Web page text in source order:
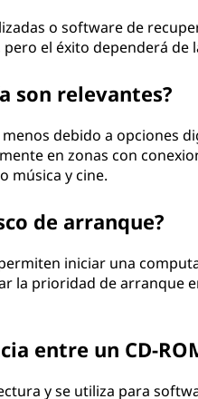
o software de
el éxito dependerá de
son relevantes?
debido a opciones
en zonas con
música y cine.
de arranque?
iniciar una
la prioridad de arranque
entre un CD-
y se utiliza para